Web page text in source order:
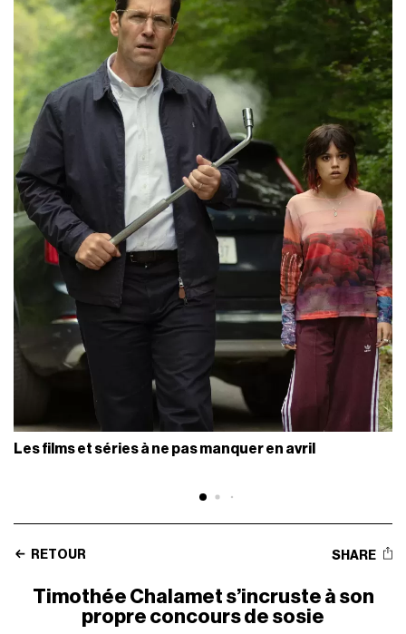
Les films et séries à ne pas manquer en avril
RETOUR SHARE
Timothée Chalamet s’incruste à son
propre concours de sosie